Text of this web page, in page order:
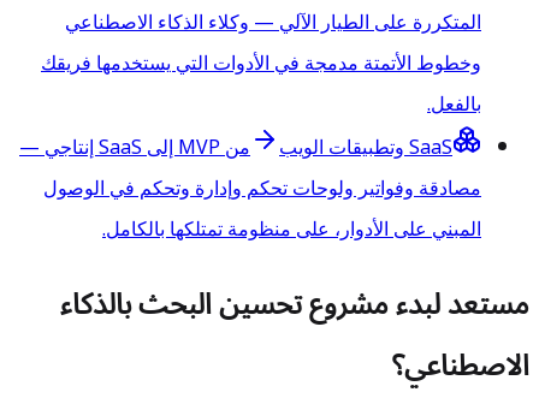
المتكررة على الطيار الآلي — وكلاء الذكاء الاصطناعي
وخطوط الأتمتة مدمجة في الأدوات التي يستخدمها فريقك
بالفعل.
SaaS وتطبيقات الويب
من MVP إلى SaaS إنتاجي —
مصادقة وفواتير ولوحات تحكم وإدارة وتحكم في الوصول
المبني على الأدوار، على منظومة تمتلكها بالكامل.
مستعد لبدء مشروع تحسين البحث بالذكاء
الاصطناعي؟